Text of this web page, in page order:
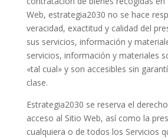
Web, estrategia2030 no se hace
veracidad, exactitud y calidad del
sus servicios, información y
servicios, información y materiales
«tal cual» y son accesibles sin
clase.
Estrategia2030 se reserva el
acceso al Sitio Web, así como la
cualquiera o de todos los Servicios